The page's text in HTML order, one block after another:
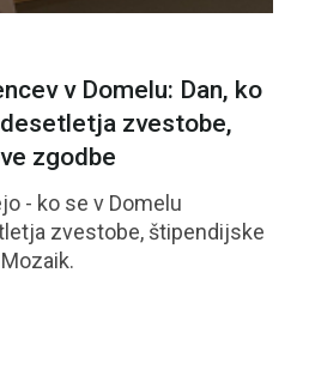
v Domelu: Dan, ko
zvestobe,
zgodbe
- ko se v Domelu
zvestobe, štipendijske